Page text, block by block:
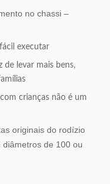
no chassi –
executar
de levar mais bens,
crianças não é um
originais do rodízio
de 100 ou